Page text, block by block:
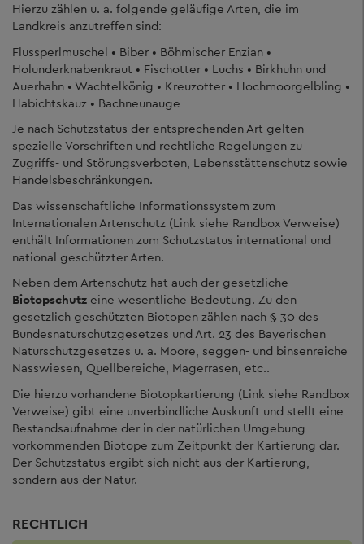
Hierzu zählen u. a. folgende geläufige Arten, die im
Landkreis anzutreffen sind:
Flussperlmuschel • Biber • Böhmischer Enzian •
Holunderknabenkraut • Fischotter • Luchs • Birkhuhn und
Auerhahn • Wachtelkönig • Kreuzotter • Hochmoorgelbling •
Habichtskauz • Bachneunauge
Je nach Schutzstatus der entsprechenden Art gelten
spezielle Vorschriften und rechtliche Regelungen zu
Zugriffs- und Störungsverboten, Lebensstättenschutz sowie
Handelsbeschränkungen.
Das wissenschaftliche Informationssystem zum
Internationalen Artenschutz (Link siehe Randbox Verweise)
enthält Informationen zum Schutzstatus international und
national geschützter Arten.
Neben dem Artenschutz hat auch der gesetzliche
Biotopschutz eine wesentliche Bedeutung. Zu den
gesetzlich geschützten Biotopen zählen nach § 30 des
Bundesnaturschutzgesetzes und Art. 23 des Bayerischen
Naturschutzgesetzes u. a. Moore, seggen- und binsenreiche
Nasswiesen, Quellbereiche, Magerrasen, etc..
Die hierzu vorhandene Biotopkartierung (Link siehe Randbox
Verweise) gibt eine unverbindliche Auskunft und stellt eine
Bestandsaufnahme der in der natürlichen Umgebung
vorkommenden Biotope zum Zeitpunkt der Kartierung dar.
Der Schutzstatus ergibt sich nicht aus der Kartierung,
sondern aus der Natur.
RECHTLICH